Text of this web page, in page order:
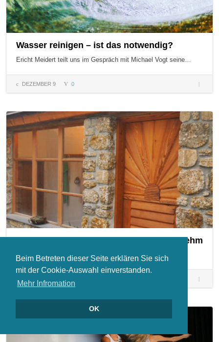
Beim Betreten dieser Seite erklären Sie sich
mit der Cookie-Auswahl einverstanden.
Mehr Infromation
OK
Wasser reinigen – ist das notwendig?
Ericht Meidert teilt uns im Gespräch mit Michael Vogt seine…
DEZEMBER 9 0
Sanierung eines alten Steinhauses mit Lehm
In diesem Video erzählt und zeigt uns Anton Auer ein…
eines